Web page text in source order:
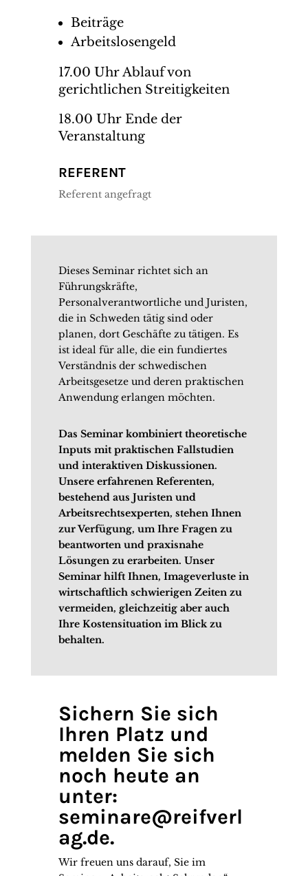
Beiträge
Arbeitslosengeld
17.00 Uhr Ablauf von
gerichtlichen Streitigkeiten
18.00 Uhr Ende der
Veranstaltung
REFERENT
Referent angefragt
Dieses Seminar richtet sich an
Führungskräfte,
Personalverantwortliche und Juristen,
die in Schweden tätig sind oder
planen, dort Geschäfte zu tätigen. Es
ist ideal für alle, die ein fundiertes
Verständnis der schwedischen
Arbeitsgesetze und deren praktischen
Anwendung erlangen möchten.
Das Seminar kombiniert theoretische
Inputs mit praktischen Fallstudien
und interaktiven Diskussionen.
Unsere erfahrenen Referenten,
bestehend aus Juristen und
Arbeitsrechtsexperten, stehen Ihnen
zur Verfügung, um Ihre Fragen zu
beantworten und praxisnahe
Lösungen zu erarbeiten. Unser
Seminar hilft Ihnen, Imageverluste in
wirtschaftlich schwierigen Zeiten zu
vermeiden, gleichzeitig aber auch
Ihre Kostensituation im Blick zu
behalten.
Sichern Sie sich
Ihren Platz und
melden Sie sich
noch heute an
unter:
seminare@reifverl
ag.de.
Wir freuen uns darauf, Sie im